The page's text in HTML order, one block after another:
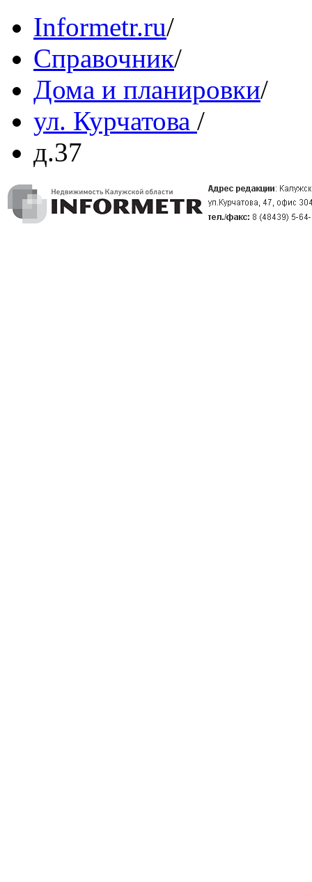
Informetr.ru/
Справочник/
Дома и планировки/
ул. Курчатова /
д.37